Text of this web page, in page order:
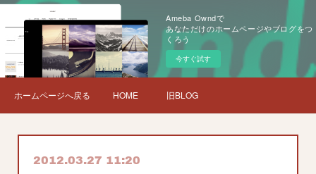
Ameba Owndで
あなただけのホームページやブログをつ
くろう
今すぐ試す
ホームページへ戻る HOME 旧BLOG
2012.03.27 11:20